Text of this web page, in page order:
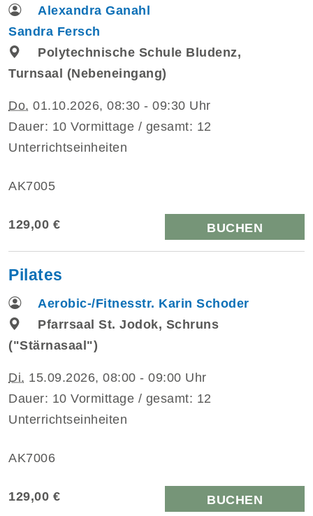
Alexandra Ganahl
Sandra Fersch
Polytechnische Schule Bludenz,
Turnsaal (Nebeneingang)
Do. 01.10.2026, 08:30 - 09:30 Uhr
Dauer: 10 Vormittage / gesamt: 12
Unterrichtseinheiten
AK7005
129,00 € BUCHEN
Pilates
Aerobic-/Fitnesstr. Karin Schoder
Pfarrsaal St. Jodok, Schruns
("Stärnasaal")
Di. 15.09.2026, 08:00 - 09:00 Uhr
Dauer: 10 Vormittage / gesamt: 12
Unterrichtseinheiten
AK7006
129,00 € BUCHEN